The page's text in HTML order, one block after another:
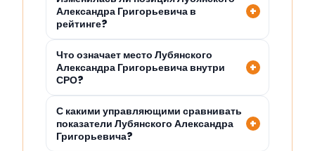
Александра Григорьевича в
рейтинге?
Что означает место Лубянского
Александра Григорьевича внутри
СРО?
С какими управляющими сравнивать
показатели Лубянского Александра
Григорьевича?